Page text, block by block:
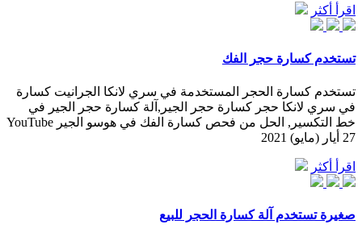
اقرأ أكثر
تستخدم كسارة حجر الفك
تستخدم كسارة الحجر المستخدمة في سري لانكا الجرانيت كسارة
في سري لانكا حجر كسارة حجر الجير,آلة كسارة حجر الجير في
خط التكسير, الحل من فحص كسارة الفك في هوسو الجير YouTube
27 أيار (مايو) 2021
اقرأ أكثر
صغيرة تستخدم آلة كسارة الحجر للبيع